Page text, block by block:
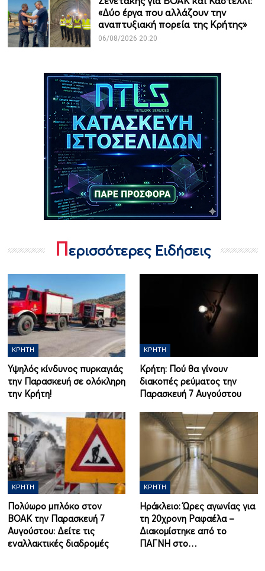
«Δύο έργα που αλλάζουν την
αναπτυξιακή πορεία της Κρήτης»
06/08/2026 20:20
Περισσότερες Ειδήσεις
ΚΡΉΤΗ
Υψηλός κίνδυνος πυρκαγιάς
την Παρασκευή σε ολόκληρη
την Κρήτη!
ΚΡΉΤΗ
Κρήτη: Πού θα γίνουν
διακοπές ρεύματος την
Παρασκευή 7 Αυγούστου
ΚΡΉΤΗ
Πολύωρο μπλόκο στον
ΒΟΑΚ την Παρασκευή 7
Αυγούστου: Δείτε τις
εναλλακτικές διαδρομές
ΚΡΉΤΗ
Ηράκλειο: Ώρες αγωνίας για
τη 20χρονη Ραφαέλα –
Διακομίστηκε από το
ΠΑΓΝΗ στο…